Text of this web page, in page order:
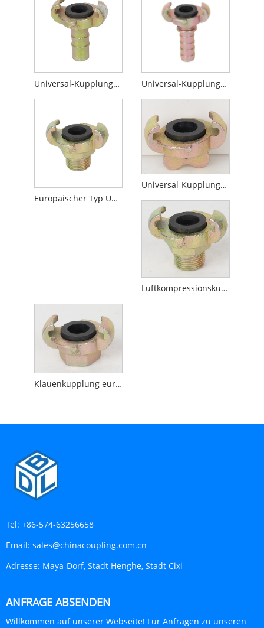
Universal-Kupplungsschlauchende vom europäischen Typ Universal-Kupplungsschlauchende vom europäischen Typ mit Colalr
Europäischer Typ Universalkupplung mit Außengewinde
Universal-Kupplungskappe vom europäischen Typ
Luftkompressionskupplung
Klauenkupplung europäischer Typ
Tel: +86-574-63256658
Email: sales@chinacoupling.com.cn
Adresse: Maya-Dorf, Stadt Henghe, Stadt Cixi
ANFRAGE ABSENDEN
Willkommen auf unserer Webseite! Für Anfragen zu unseren